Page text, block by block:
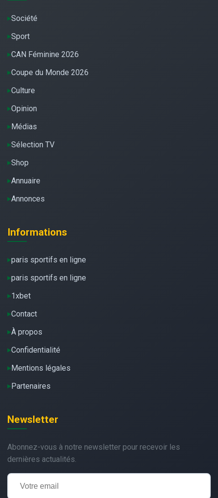
Société
Sport
CAN Féminine 2026
Coupe du Monde 2026
Culture
Opinion
Médias
Sélection TV
Shop
Annuaire
Annonces
Informations
paris sportifs en ligne
paris sportifs en ligne
1xbet
Contact
À propos
Confidentialité
Mentions légales
Partenaires
Newsletter
Abonnez-vous à notre newsletter pour recevoir les
dernières actualités.